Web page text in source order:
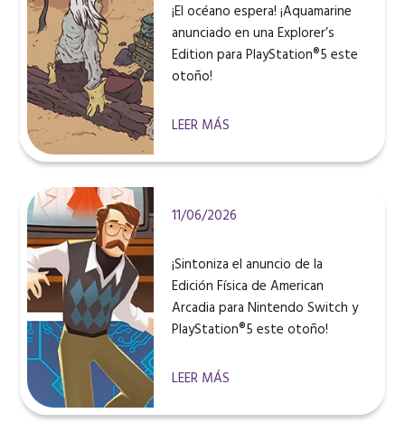
¡El océano espera! ¡Aquamarine
anunciado en una Explorer’s
Edition para PlayStation®5 este
otoño!
LEER MÁS
11/06/2026
¡Sintoniza el anuncio de la
Edición Física de American
Arcadia para Nintendo Switch y
PlayStation®5 este otoño!
LEER MÁS